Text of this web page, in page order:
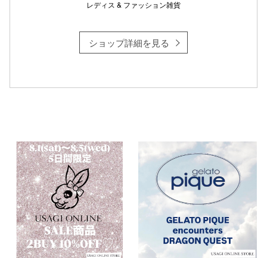
レディス & ファッション雑貨
ショップ詳細を見る